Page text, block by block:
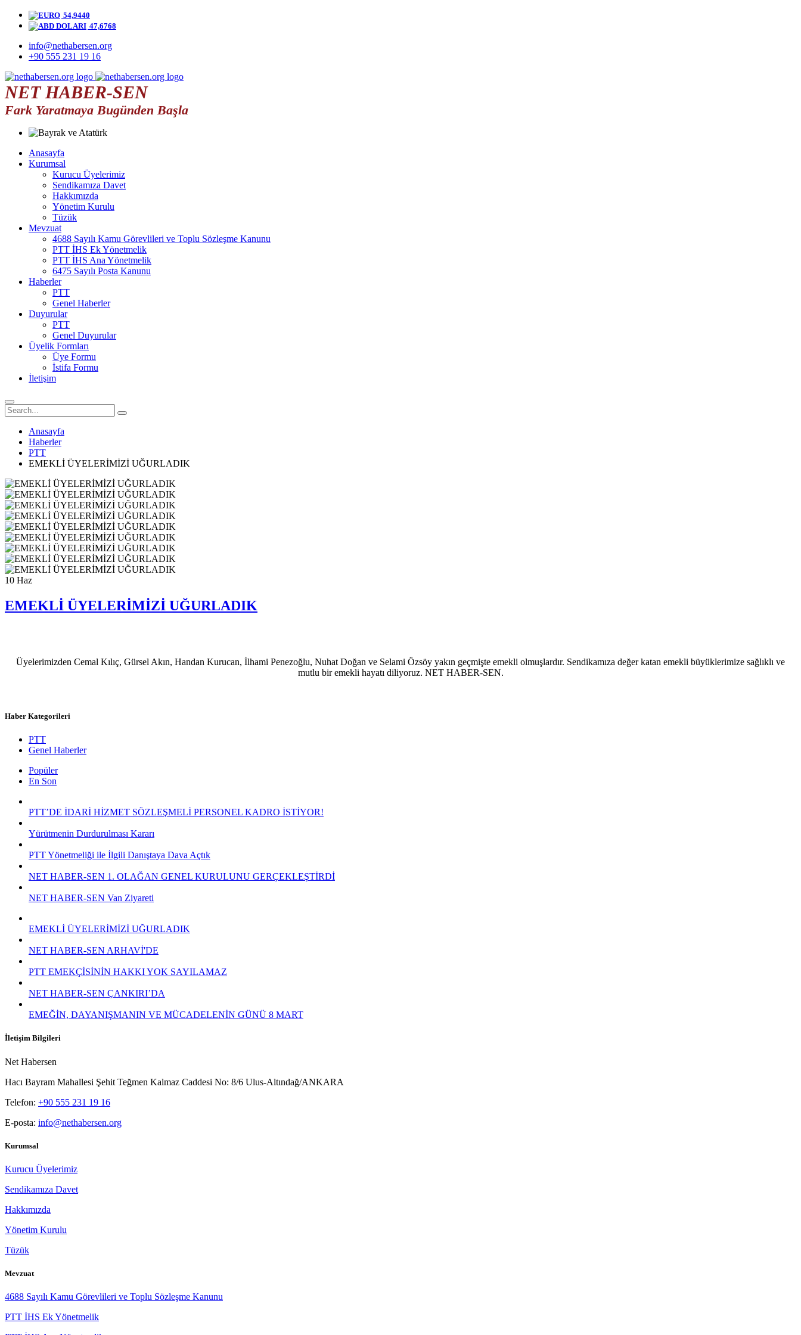
54,9440
47,6768
info@nethabersen.org
+90 555 231 19 16
NET HABER-SEN
Fark Yaratmaya Bugünden Başla
Anasayfa
Kurumsal
Kurucu Üyelerimiz
Sendikamıza Davet
Hakkımızda
Yönetim Kurulu
Tüzük
Mevzuat
4688 Sayılı Kamu Görevlileri ve Toplu Sözleşme Kanunu
PTT İHS Ek Yönetmelik
PTT İHS Ana Yönetmelik
6475 Sayılı Posta Kanunu
Haberler
PTT
Genel Haberler
Duyurular
PTT
Genel Duyurular
Üyelik Formları
Üye Formu
İstifa Formu
İletişim
Anasayfa
Haberler
PTT
EMEKLİ ÜYELERİMİZİ UĞURLADIK
10 Haz
EMEKLİ ÜYELERİMİZİ UĞURLADIK
Üyelerimizden Cemal Kılıç, Gürsel Akın, Handan Kurucan, İlhami Penezoğlu, Nuhat Doğan ve Selami Özsöy yakın geçmişte emekli olmuşlardır. Sendikamıza değer katan emekli büyüklerimize sağlıklı ve
mutlu bir emekli hayatı diliyoruz. NET HABER-SEN.
Haber Kategorileri
PTT
Genel Haberler
Popüler
En Son
PTT’DE İDARİ HİZMET SÖZLEŞMELİ PERSONEL KADRO İSTİYOR!
Yürütmenin Durdurulması Kararı
PTT Yönetmeliği ile İlgili Danıştaya Dava Açtık
NET HABER-SEN 1. OLAĞAN GENEL KURULUNU GERÇEKLEŞTİRDİ
NET HABER-SEN Van Ziyareti
EMEKLİ ÜYELERİMİZİ UĞURLADIK
NET HABER-SEN ARHAVİ'DE
PTT EMEKÇİSİNİN HAKKI YOK SAYILAMAZ
NET HABER-SEN ÇANKIRI’DA
EMEĞİN, DAYANIŞMANIN VE MÜCADELENİN GÜNÜ 8 MART
İletişim Bilgileri
Net Habersen
Hacı Bayram Mahallesi Şehit Teğmen Kalmaz Caddesi No: 8/6 Ulus-Altındağ/ANKARA
Telefon: +90 555 231 19 16
E-posta: info@nethabersen.org
Kurumsal
Kurucu Üyelerimiz
Sendikamıza Davet
Hakkımızda
Yönetim Kurulu
Tüzük
Mevzuat
4688 Sayılı Kamu Görevlileri ve Toplu Sözleşme Kanunu
PTT İHS Ek Yönetmelik